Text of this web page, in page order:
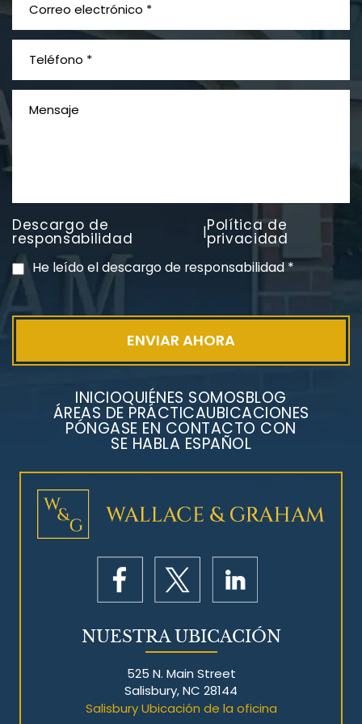
¿Qué es el mesotelioma?
PVC Cloruro de polivinilo
Exposición
Descargo de
responsabilidad |Política de
privacidad
He leído el descargo de responsabilidad*
INICIOQUIÉNES SOMOSBLOG
ÁREAS DE PRÁCTICAUBICACIONES
PÓNGASE EN CONTACTO CON
SE HABLA ESPAÑOL
NUESTRA UBICACIÓN
525 N. Main Street
Salisbury, NC 28144
Salisbury Ubicación de la oficina